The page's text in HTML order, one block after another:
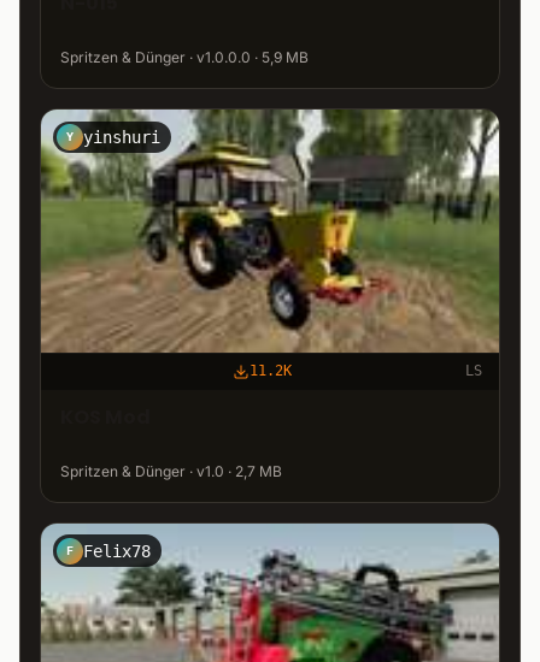
Spritzen & Dünger · v1.0.0.0 · 5,9 MB
Y yinshuri
11.2K LS
Spritzen & Dünger · v1.0 · 2,7 MB
F Felix78